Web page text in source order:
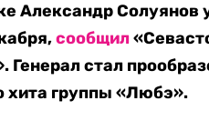
Александр Солуянов
сообщил
Генерал стал
хита группы «Любэ».